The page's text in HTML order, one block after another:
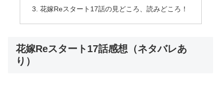
花嫁Reスタート17話の見どころ、読みどころ！
花嫁Reスタート17話感想（ネタバレあ
り）